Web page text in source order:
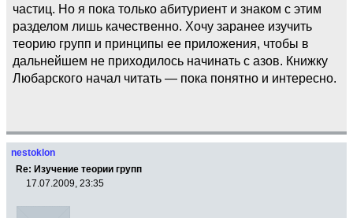
частиц. Но я пока только абитуриент и знаком с этим
разделом лишь качественно. Хочу заранее изучить
теорию групп и принципы ее приложения, чтобы в
дальнейшем не приходилось начинать с азов. Книжку
Любарского начал читать — пока понятно и интересно.
nestoklon
Re: Изучение теории групп
17.07.2009, 23:35